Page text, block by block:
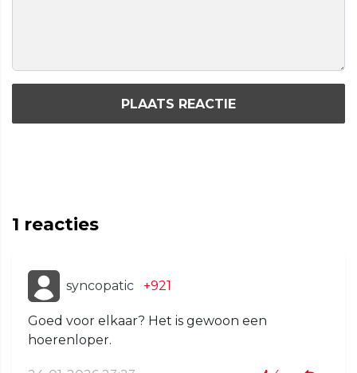
PLAATS REACTIE
1 reacties
syncopatic +921
Goed voor elkaar? Het is gewoon een
hoerenloper.